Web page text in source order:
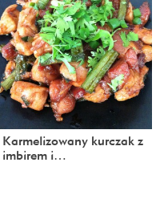
Karmelizowany kurczak z
imbirem i…